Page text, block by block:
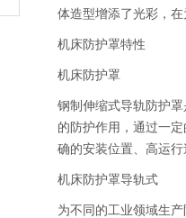
体造型增添了光彩，
机床防护罩特性
机床防护罩
钢制伸缩式导轨防护
的防护作用，通过一
确的安装位置、高运
机床防护罩导轨式
为不同的工业领域生